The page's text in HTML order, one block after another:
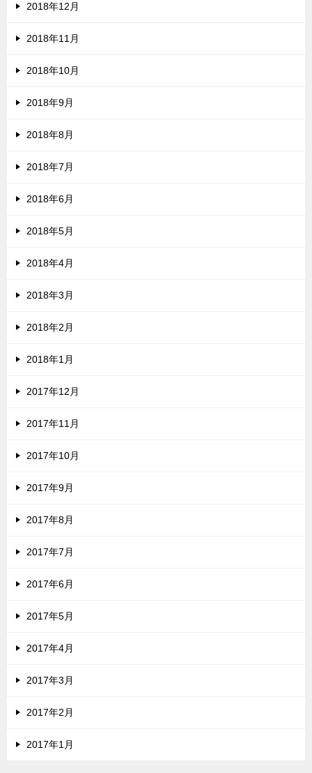
2018年12月
2018年11月
2018年10月
2018年9月
2018年8月
2018年7月
2018年6月
2018年5月
2018年4月
2018年3月
2018年2月
2018年1月
2017年12月
2017年11月
2017年10月
2017年9月
2017年8月
2017年7月
2017年6月
2017年5月
2017年4月
2017年3月
2017年2月
2017年1月